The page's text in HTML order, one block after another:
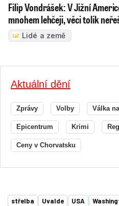
Filip Vondrášek: V Jižní
mnohem lehčeji, věci tolik
Lidé a země
Aktuální dění
Zprávy Volby Válka
Epicentrum Krimi
Ceny v Chorvatsku
střelba Uvalde USA